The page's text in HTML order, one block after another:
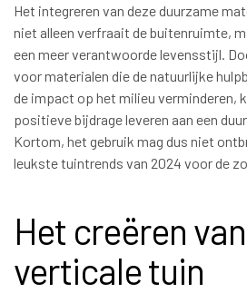
Het integreren van deze duurzame
niet alleen verfraait de buitenruimte,
een meer verantwoorde levensstijl.
voor materialen die de natuurlijke
de impact op het milieu verminderen,
positieve bijdrage leveren aan een
Kortom, het gebruik mag dus niet
leukste tuintrends van 2024 voor de
Het creëren
verticale tuin